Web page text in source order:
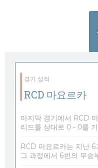
경기 성적
RCD 마요르카
마지막 경기에서 RCD
리드를 상대로 0 - 0를
RCD 마요르카는 지난
그 과정에서 6번의 무승